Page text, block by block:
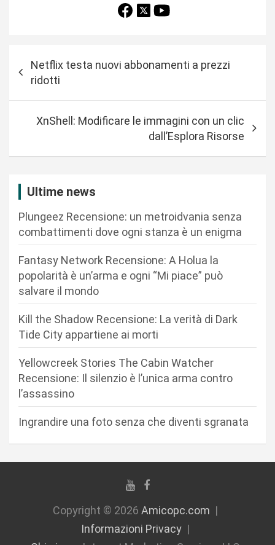
a
Netflix testa nuovi abbonamenti a prezzi
ridotti
XnShell: Modificare le immagini con un clic
dall’Esplora Risorse
Ultime news
Plungeez Recensione: un metroidvania senza
combattimenti dove ogni stanza è un enigma
Fantasy Network Recensione: A Holua la
popolarità è un’arma e ogni “Mi piace” può
salvare il mondo
Kill the Shadow Recensione: La verità di Dark
Tide City appartiene ai morti
Yellowcreek Stories The Cabin Watcher
Recensione: Il silenzio è l’unica arma contro
l’assassino
Ingrandire una foto senza che diventi sgranata
Copyright © 2026 Amicopc.com
Informazioni Privacy